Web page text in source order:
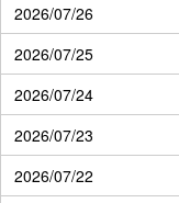
2026/07/26
2026/07/25
2026/07/24
2026/07/23
2026/07/22